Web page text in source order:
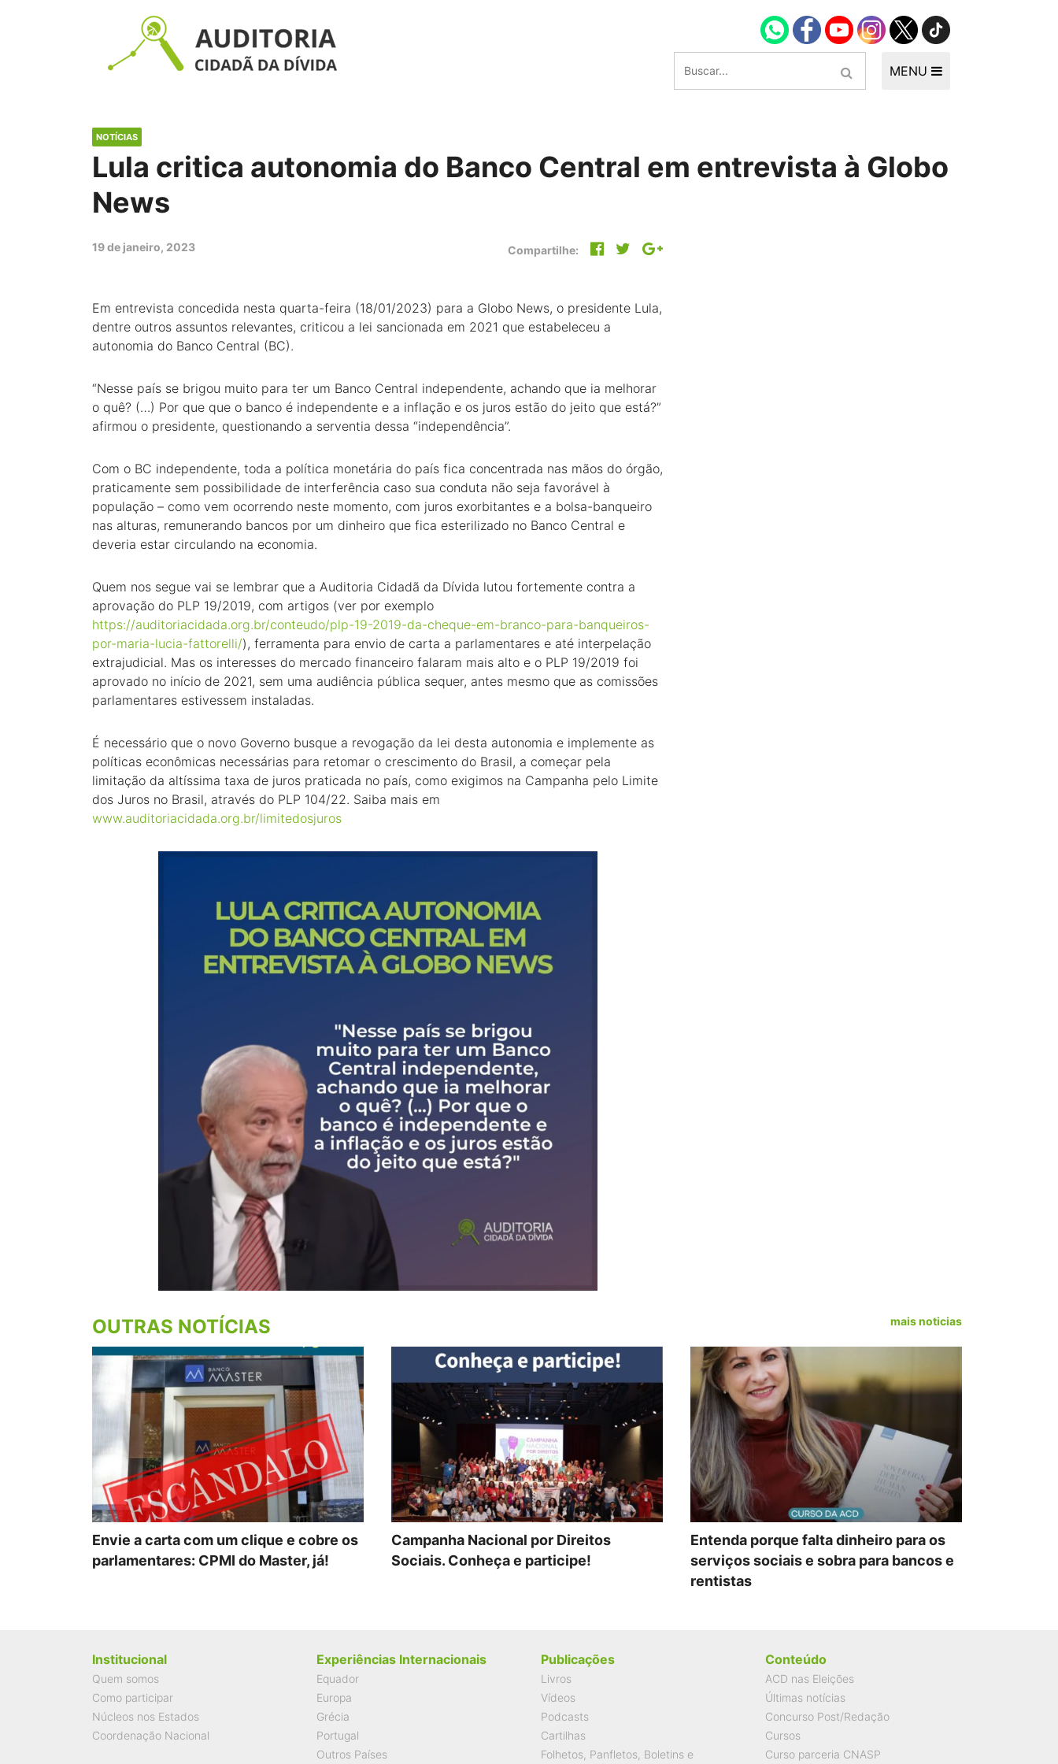
MENU
NOTÍCIAS
Lula critica autonomia do Banco Central em entrevista à Globo
News
19 de janeiro, 2023 Compartilhe:
Em entrevista concedida nesta quarta-feira (18/01/2023) para a Globo News, o presidente Lula,
dentre outros assuntos relevantes, criticou a lei sancionada em 2021 que estabeleceu a
autonomia do Banco Central (BC).
“Nesse país se brigou muito para ter um Banco Central independente, achando que ia melhorar
o quê? (…) Por que que o banco é independente e a inflação e os juros estão do jeito que está?”
afirmou o presidente, questionando a serventia dessa “independência”.
Com o BC independente, toda a política monetária do país fica concentrada nas mãos do órgão,
praticamente sem possibilidade de interferência caso sua conduta não seja favorável à
população – como vem ocorrendo neste momento, com juros exorbitantes e a bolsa-banqueiro
nas alturas, remunerando bancos por um dinheiro que fica esterilizado no Banco Central e
deveria estar circulando na economia.
Quem nos segue vai se lembrar que a Auditoria Cidadã da Dívida lutou fortemente contra a
aprovação do PLP 19/2019, com artigos (ver por exemplo
https://auditoriacidada.org.br/conteudo/plp-19-2019-da-cheque-em-branco-para-banqueiros-
por-maria-lucia-fattorelli/), ferramenta para envio de carta a parlamentares e até interpelação
extrajudicial. Mas os interesses do mercado financeiro falaram mais alto e o PLP 19/2019 foi
aprovado no início de 2021, sem uma audiência pública sequer, antes mesmo que as comissões
parlamentares estivessem instaladas.
É necessário que o novo Governo busque a revogação da lei desta autonomia e implemente as
políticas econômicas necessárias para retomar o crescimento do Brasil, a começar pela
limitação da altíssima taxa de juros praticada no país, como exigimos na Campanha pelo Limite
dos Juros no Brasil, através do PLP 104/22. Saiba mais em
www.auditoriacidada.org.br/limitedosjuros
OUTRAS NOTÍCIAS mais noticias
Envie a carta com um clique e cobre os
parlamentares: CPMI do Master, já!
Campanha Nacional por Direitos
Sociais. Conheça e participe!
Entenda porque falta dinheiro para os
serviços sociais e sobra para bancos e
rentistas
Institucional
Quem somos
Como participar
Núcleos nos Estados
Coordenação Nacional
Experiências Internacionais
Equador
Europa
Grécia
Portugal
Outros Países
Publicações
Livros
Vídeos
Podcasts
Cartilhas
Folhetos, Panfletos, Boletins e
Conteúdo
ACD nas Eleições
Últimas notícias
Concurso Post/Redação
Cursos
Curso parceria CNASP